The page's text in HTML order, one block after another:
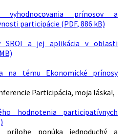
vyhodnocovania prínosov a
participácie (PDF, 886 kB)
SROI a jej aplikácia v oblasti
na tému Ekonomické prínosy
Participácia, moja láska!,
hodnotenia participatívnych
ponúka jednoduchý a